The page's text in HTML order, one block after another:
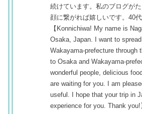
続けています。私のブログが
顔に繋がれば嬉しいです。40
【Konnichiwa! My name is
Osaka, Japan. I want to
Wakayama-prefecture through
to Osaka and Wakayama-
wonderful people, delicious
are waiting for you. I am
useful. I hope that your trip in
experience for you. Thank you!